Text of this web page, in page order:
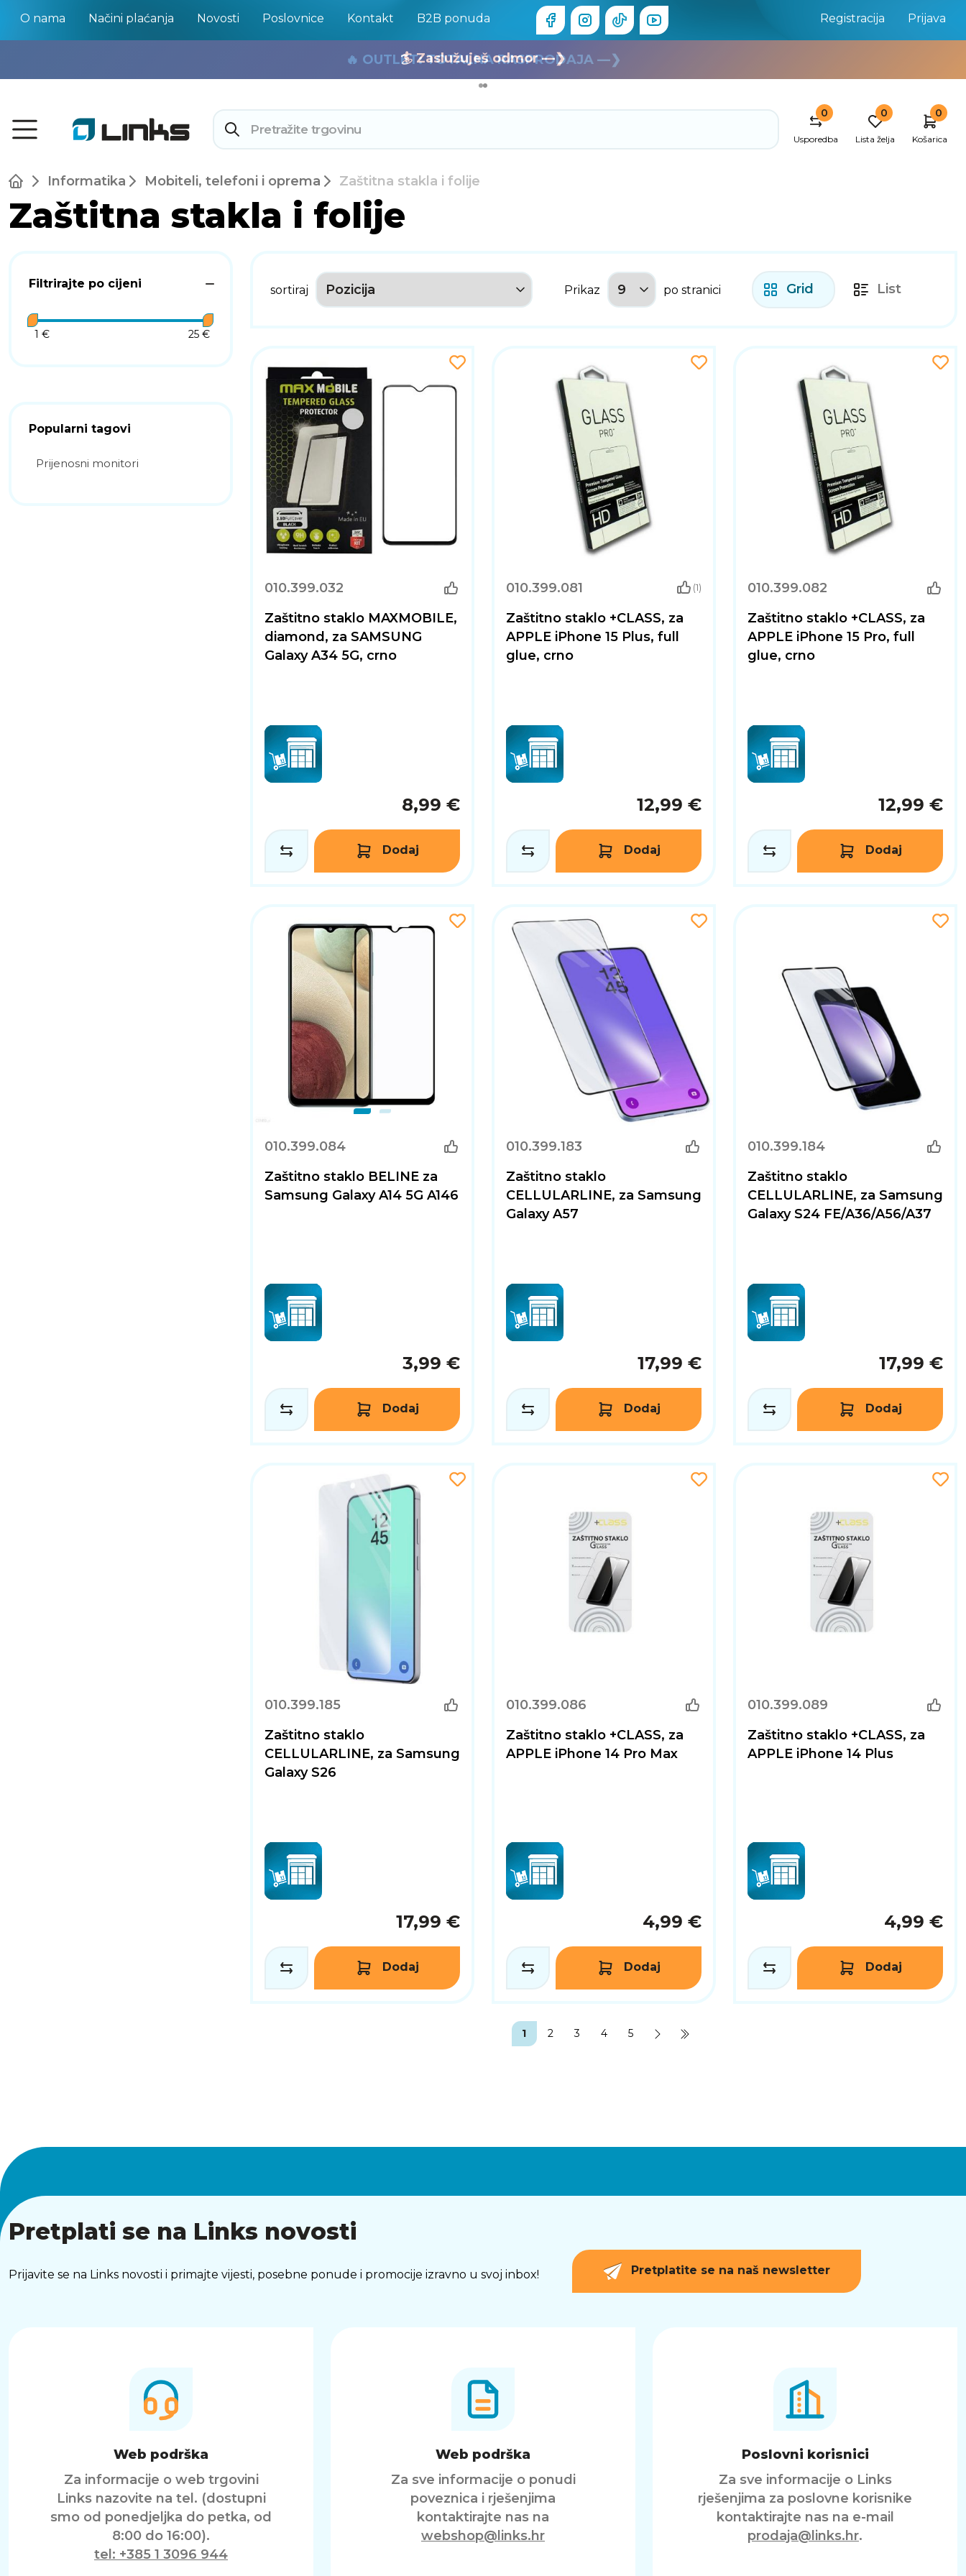
O nama Načini plaćanja Novosti Poslovnice Kontakt B2B ponuda Registracija Prijava
🏄 Zaslužuješ odmor —❯
🔥 OUTLET: TOTALNA RASPRODAJA —❯
0
Usporedba
0
Lista želja
0
Košarica
Informatika Mobiteli, telefoni i oprema Zaštitna stakla i folije
Zaštitna stakla i folije
Filtrirajte po cijeni
1 € 25 €
Popularni tagovi
Prijenosni monitori
sortiraj Prikaz po stranici Grid List
010.399.032
Zaštitno staklo MAXMOBILE,
diamond, za SAMSUNG
Galaxy A34 5G, crno
8,99 €
Dodaj
010.399.081 (1)
Zaštitno staklo +CLASS, za
APPLE iPhone 15 Plus, full
glue, crno
12,99 €
Dodaj
010.399.082
Zaštitno staklo +CLASS, za
APPLE iPhone 15 Pro, full
glue, crno
12,99 €
Dodaj
010.399.084
Zaštitno staklo BELINE za
Samsung Galaxy A14 5G A146
3,99 €
Dodaj
010.399.183
Zaštitno staklo
CELLULARLINE, za Samsung
Galaxy A57
17,99 €
Dodaj
010.399.184
Zaštitno staklo
CELLULARLINE, za Samsung
Galaxy S24 FE/A36/A56/A37
17,99 €
Dodaj
010.399.185
Zaštitno staklo
CELLULARLINE, za Samsung
Galaxy S26
17,99 €
Dodaj
010.399.086
Zaštitno staklo +CLASS, za
APPLE iPhone 14 Pro Max
4,99 €
Dodaj
010.399.089
Zaštitno staklo +CLASS, za
APPLE iPhone 14 Plus
4,99 €
Dodaj
1 2 3 4 5
Pretplati se na Links novosti
Prijavite se na Links novosti i primajte vijesti, posebne ponude i promocije izravno u svoj inbox! Pretplatite se na naš newsletter
Web podrška
Za informacije o web trgovini
Links nazovite na tel. (dostupni
smo od ponedjeljka do petka, od
8:00 do 16:00).
tel: +385 1 3096 944
Web podrška
Za sve informacije o ponudi
poveznica i rješenjima
kontaktirajte nas na
webshop@links.hr
Poslovni korisnici
Za sve informacije o Links
rješenjima za poslovne korisnike
kontaktirajte nas na e-mail
prodaja@links.hr.